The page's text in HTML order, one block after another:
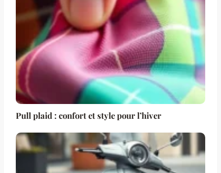
Pull plaid : confort et style pour l’hiver